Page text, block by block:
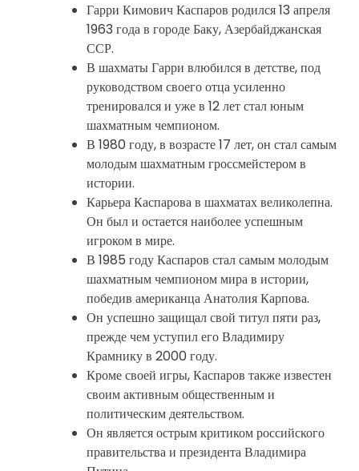
Гарри Кимович Каспаров родился 13 апреля
1963 года в городе Баку, Азербайджанская
ССР.
В шахматы Гарри влюбился в детстве, под
руководством своего отца усиленно
тренировался и уже в 12 лет стал юным
шахматным чемпионом.
В 1980 году, в возрасте 17 лет, он стал самым
молодым шахматным гроссмейстером в
истории.
Карьера Каспарова в шахматах великолепна.
Он был и остается наиболее успешным
игроком в мире.
В 1985 году Каспаров стал самым молодым
шахматным чемпионом мира в истории,
победив американца Анатолия Карпова.
Он успешно защищал свой титул пяти раз,
прежде чем уступил его Владимиру
Крамнику в 2000 году.
Кроме своей игры, Каспаров также известен
своим активным общественным и
политическим деятельством.
Он является острым критиком российского
правительства и президента Владимира